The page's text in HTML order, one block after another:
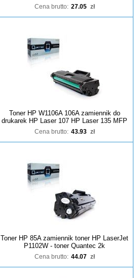
Cena brutto: 27.05 zł
Toner HP W1106A 106A zamiennik do
drukarek HP Laser 107 HP Laser 135 MFP
Cena brutto: 43.93 zł
Toner HP 85A zamiennik toner HP LaserJet
P1102W - toner Quantec 2k
Cena brutto: 44.07 zł